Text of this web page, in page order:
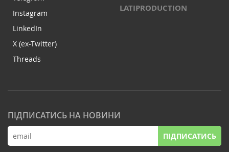
Instagram
LinkedIn
X (ex-Twitter)
Threads
LATIPRODUCTION
ПІДПИСАТИСЬ НА НОВИНИ
ПІДПИСАТИСЬ